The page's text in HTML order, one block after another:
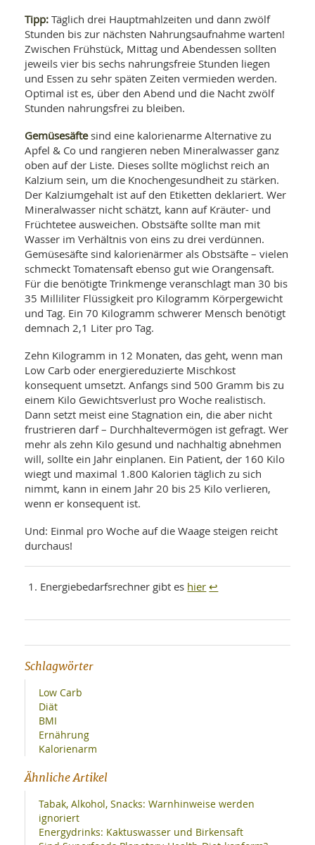
Tipp: Täglich drei Hauptmahlzeiten und dann zwölf
Stunden bis zur nächsten Nahrungsaufnahme warten!
Zwischen Frühstück, Mittag und Abendessen sollten
jeweils vier bis sechs nahrungsfreie Stunden liegen
und Essen zu sehr späten Zeiten vermieden werden.
Optimal ist es, über den Abend und die Nacht zwölf
Stunden nahrungsfrei zu bleiben.
Gemüsesäftesind eine kalorienarme Alternative zu
Apfel & Co und rangieren neben Mineralwasser ganz
oben auf der Liste. Dieses sollte möglichst reich an
Kalzium sein, um die Knochengesundheit zu stärken.
Der Kalziumgehalt ist auf den Etiketten deklariert. Wer
Mineralwasser nicht schätzt, kann auf Kräuter- und
Früchtetee ausweichen. Obstsäfte sollte man mit
Wasser im Verhältnis von eins zu drei verdünnen.
Gemüsesäfte sind kalorienärmer als Obstsäfte – vielen
schmeckt Tomatensaft ebenso gut wie Orangensaft.
Für die benötigte Trinkmenge veranschlagt man 30 bis
35 Milliliter Flüssigkeit pro Kilogramm Körpergewicht
und Tag. Ein 70 Kilogramm schwerer Mensch benötigt
demnach 2,1 Liter pro Tag.
Zehn Kilogramm in 12 Monaten, das geht, wenn man
Low Carb oder energiereduzierte Mischkost
konsequent umsetzt. Anfangs sind 500 Gramm bis zu
einem Kilo Gewichtsverlust pro Woche realistisch.
Dann setzt meist eine Stagnation ein, die aber nicht
frustrieren darf – Durchhaltevermögen ist gefragt. Wer
mehr als zehn Kilo gesund und nachhaltig abnehmen
will, sollte ein Jahr einplanen. Ein Patient, der 160 Kilo
wiegt und maximal 1.800 Kalorien täglich zu sich
nimmt, kann in einem Jahr 20 bis 25 Kilo verlieren,
wenn er konsequent ist.
Und: Einmal pro Woche auf die Waage steigen reicht
durchaus!
Energiebedarfsrechner gibt es hier ↩
Schlagwörter
Low Carb
Diät
BMI
Ernährung
Kalorienarm
Ähnliche Artikel
Tabak, Alkohol, Snacks: Warnhinweise werden
ignoriert
Energydrinks: Kaktuswasser und Birkensaft